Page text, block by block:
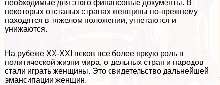
необходимые для этого финансовые документы. В
некоторых отсталых странах женщины по-прежнему
находятся в тяжелом положении, угнетаются и
унижаются.
На рубеже XX-XXI веков все более яркую роль в
политической жизни мира, отдельных стран и народов
стали играть женщины. Это свидетельство дальнейшей
эмансипации женщин.